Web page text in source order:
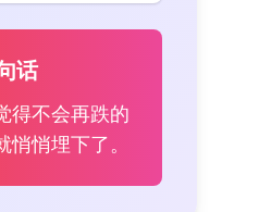
话
得不会再跌的
悄悄埋下了。